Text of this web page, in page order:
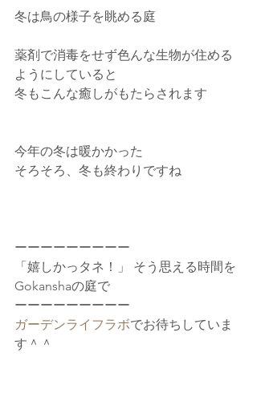
冬は鳥の様子を眺める庭
薬剤で消毒をせず色んな生物が住める
ようにしていると
冬もこんな癒しがもたらされます
今年の冬は暖かかった
そろそろ、冬も終わりですね
ーーーーーーーーー
「嬉しかっタネ！」 そう思える時間を
Gokanshaの庭で
ーーーーーーーーー
ガーデンライフラボでお待ちしていま
す＾＾